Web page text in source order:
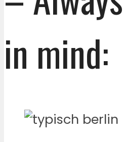
in mind: